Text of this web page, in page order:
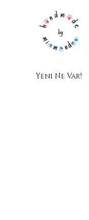
Yeni Ne Var!